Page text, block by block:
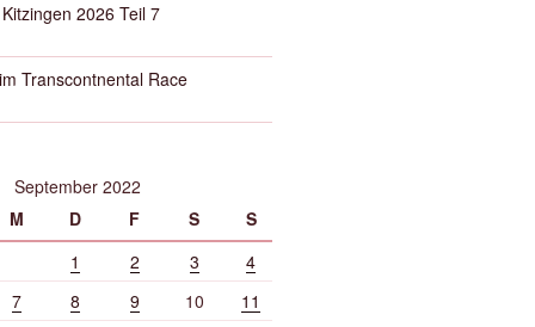
2026 Teil 7
Transcontnental Race
September 2022
M
D F S
S
1
2 3
4
7
8 9 10
11